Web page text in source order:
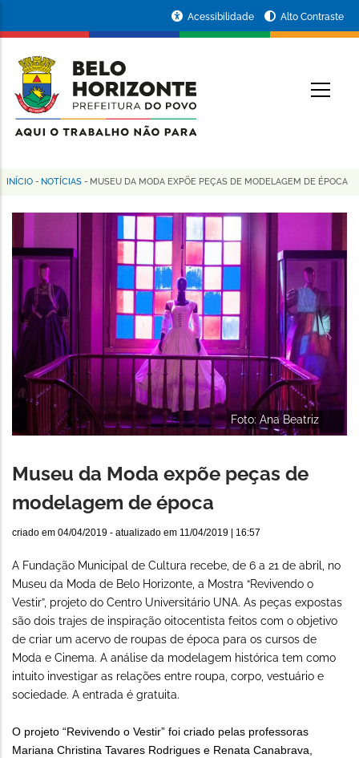
conteúdo
principal
da
Prefeitura
de
Horizonte
Acessibilidade Alto Contraste
Trilha
de
navegação
INÍCIO - NOTÍCIAS - MUSEU DA MODA EXPÕE PEÇAS DE MODELAGEM DE ÉPOCA
Foto: Ana Beatriz
Museu da Moda expõe peças de
modelagem de época
criado em 04/04/2019 - atualizado em 11/04/2019 | 16:57
A Fundação Municipal de Cultura recebe, de 6 a 21 de abril, no
Museu da Moda de Belo Horizonte, a Mostra “Revivendo o
Vestir”, projeto do Centro Universitário UNA. As peças expostas
são dois trajes de inspiração oitocentista feitos com o objetivo
de criar um acervo de roupas de época para os cursos de
Moda e Cinema. A análise da modelagem histórica tem como
intuito investigar as relações entre roupa, corpo, vestuário e
sociedade. A entrada é gratuita.
O projeto “Revivendo o Vestir” foi criado pelas professoras
Mariana Christina Tavares Rodrigues e Renata Canabrava,